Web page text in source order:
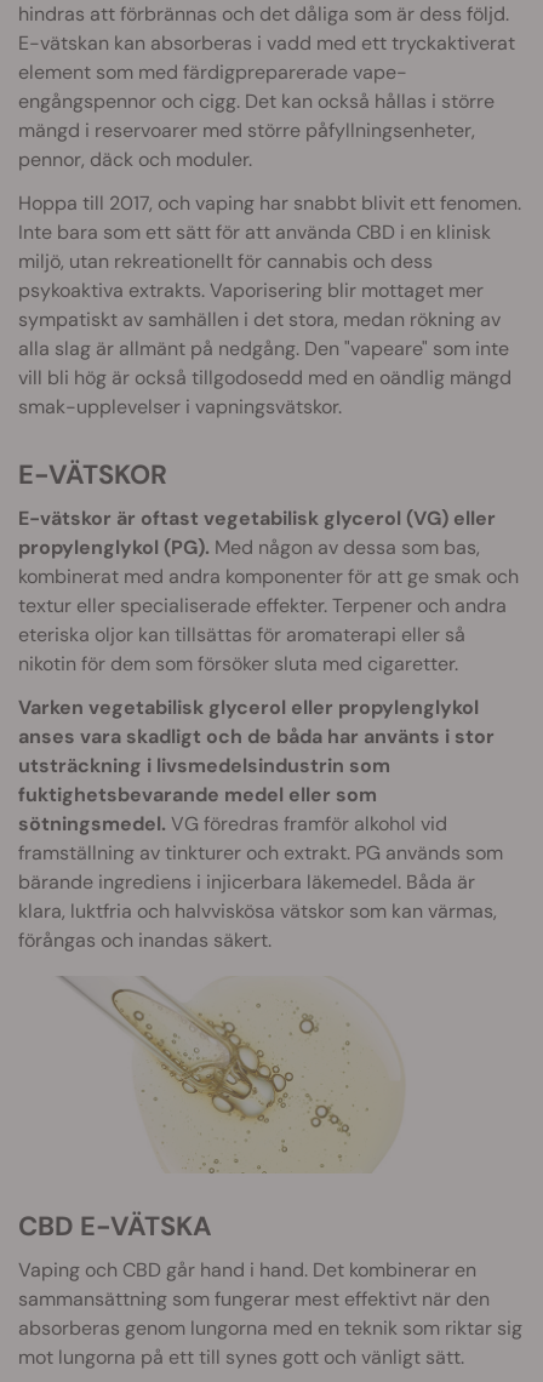
hindras att förbrännas och det dåliga som är dess följd.
E-vätskan kan absorberas i vadd med ett tryckaktiverat
element som med färdigpreparerade vape-
engångspennor och cigg. Det kan också hållas i större
mängd i reservoarer med större påfyllningsenheter,
pennor, däck och moduler.
Hoppa till 2017, och vaping har snabbt blivit ett fenomen.
Inte bara som ett sätt för att använda CBD i en klinisk
miljö, utan rekreationellt för cannabis och dess
psykoaktiva extrakts. Vaporisering blir mottaget mer
sympatiskt av samhällen i det stora, medan rökning av
alla slag är allmänt på nedgång. Den "vapeare" som inte
vill bli hög är också tillgodosedd med en oändlig mängd
smak-upplevelser i vapningsvätskor.
E-VÄTSKOR
E-vätskor är oftast vegetabilisk glycerol (VG) eller
propylenglykol (PG). Med någon av dessa som bas,
kombinerat med andra komponenter för att ge smak och
textur eller specialiserade effekter. Terpener och andra
eteriska oljor kan tillsättas för aromaterapi eller så
nikotin för dem som försöker sluta med cigaretter.
Varken vegetabilisk glycerol eller propylenglykol
anses vara skadligt och de båda har använts i stor
utsträckning i livsmedelsindustrin som
fuktighetsbevarande medel eller som
sötningsmedel. VG föredras framför alkohol vid
framställning av tinkturer och extrakt. PG används som
bärande ingrediens i injicerbara läkemedel. Båda är
klara, luktfria och halvviskösa vätskor som kan värmas,
förångas och inandas säkert.
CBD E-VÄTSKA
Vaping och CBD går hand i hand. Det kombinerar en
sammansättning som fungerar mest effektivt när den
absorberas genom lungorna med en teknik som riktar sig
mot lungorna på ett till synes gott och vänligt sätt.